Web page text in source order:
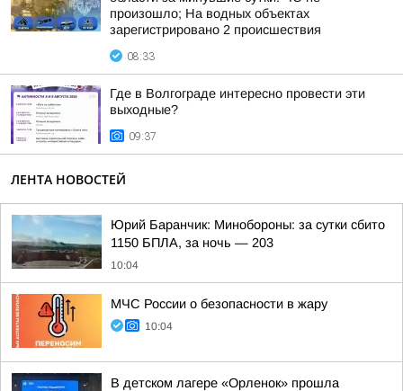
произошло; На водных объектах
зарегистрировано 2 происшествия
08:33
Где в Волгограде интересно провести эти
выходные?
09:37
ЛЕНТА НОВОСТЕЙ
Юрий Баранчик: Минобороны: за сутки сбито
1150 БПЛА, за ночь — 203
10:04
МЧС России о безопасности в жару
10:04
В детском лагере «Орленок» прошла